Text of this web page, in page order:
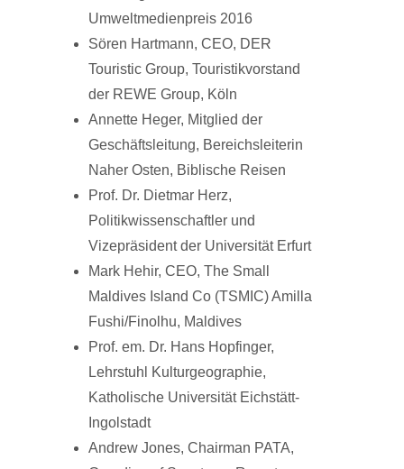
Umweltmedienpreis 2016
Sören Hartmann, CEO, DER
Touristic Group, Touristikvorstand
der REWE Group, Köln
Annette Heger, Mitglied der
Geschäftsleitung, Bereichsleiterin
Naher Osten, Biblische Reisen
Prof. Dr. Dietmar Herz,
Politikwissenschaftler und
Vizepräsident der Universität Erfurt
Mark Hehir, CEO, The Small
Maldives Island Co (TSMIC) Amilla
Fushi/Finolhu, Maldives
Prof. em. Dr. Hans Hopfinger,
Lehrstuhl Kulturgeographie,
Katholische Universität Eichstätt-
Ingolstadt
Andrew Jones, Chairman PATA,